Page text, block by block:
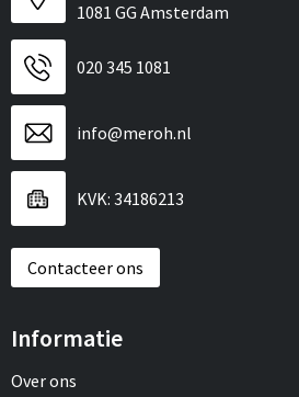
1081 GG Amsterdam
020 345 1081
info@meroh.nl
KVK: 34186213
Contacteer ons
Informatie
Over ons